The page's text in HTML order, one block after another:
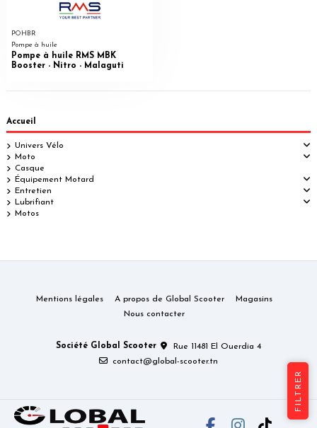
POHBR
Pompe à huile
Pompe à huile RMS MBK
Booster - Nitro - Malaguti
Accueil
Univers Vélo
Moto
Casque
Équipement Motard
Entretien
Lubrifiant
Motos
Mentions légales A propos de Global Scooter
Magasins
Nous contacter
Société Global Scooter
Rue 11481 El Ouerdia 4
contact@global-scooter.tn
FILTRER